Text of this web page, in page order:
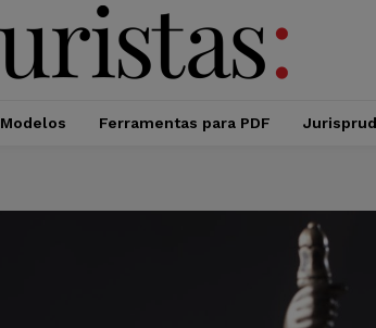
Modelos Ferramentas para PDF